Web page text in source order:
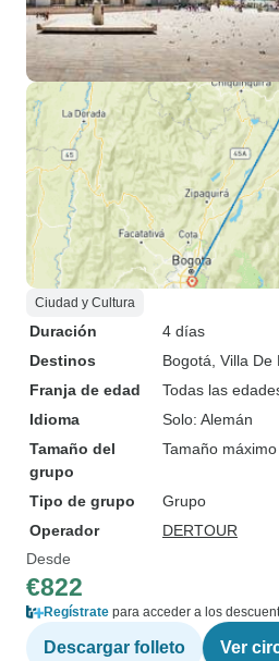
Ciudad y Cultura
Duración
4 días
Destinos
Bogotá , Villa
Franja de edad
Todas las
Idioma
Solo: Alemán
Tamaño del
grupo
Tamaño
Tipo de grupo
Grupo
Operador
DERTOUR
Desde
€822
Regístrate para acceder a los
Descargar folleto Ver